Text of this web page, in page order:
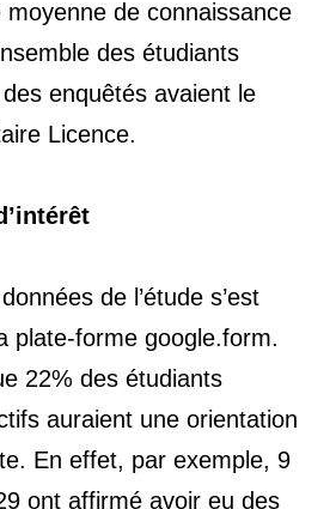
de connaissance
des étudiants
enquêtés avaient le
Licence.
de l’étude s’est
plate-forme google.form.
22% des étudiants
auraient une orientation
En effet, par exemple, 9
ont affirmé avoir eu des